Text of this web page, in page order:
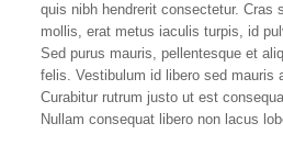
quis nibh hendrerit consectetur. Cras
mollis, erat metus iaculis turpis, id
Sed purus mauris, pellentesque et
felis. Vestibulum id libero sed mauris
Curabitur rutrum justo ut est
Nullam consequat libero non lacus